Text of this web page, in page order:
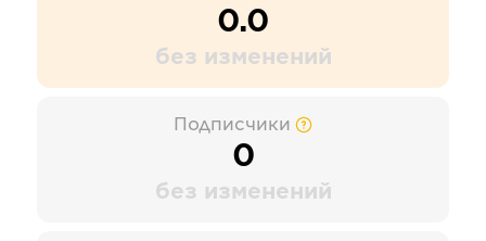
0.0
без изменений
Подписчики
0
без изменений